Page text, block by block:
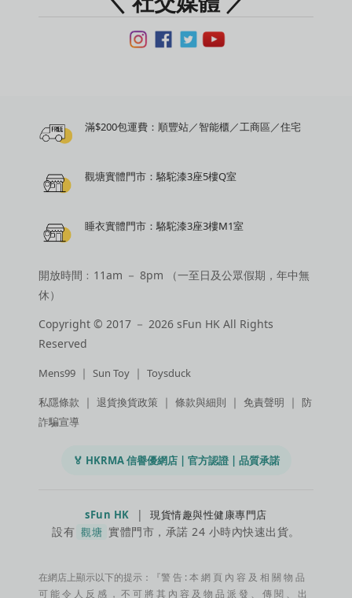
滿$200包運費：順豐站／智能櫃／工商區／住宅
觀塘實體門市：駱駝漆3座5樓Q室
睡衣實體門市：駱駝漆3座3樓M1室
開放時間﹕11am － 8pm （一至日及公眾假期，年中無
休）
Copyright © 2017 － 2026 sFun HK All Rights
Reserved
Mens99 ｜ Sun Toy ｜ Toysduck
私隱條款 ｜ 退貨換貨政策 ｜ 條款與細則 ｜ 免責聲明 ｜ 防
詐騙宣導
🏅 HKRMA 信譽優網店 | 官方認證 | 品質承諾
sFun HK |現貨情趣與性健康專門店
設有 觀塘 實體門市，承諾 24 小時內快速出貨。
在網店上顯示以下的提示：『警 告 : 本 網 頁 內 容 及 相 關 物 品
可 能 令 人 反 感 ， 不 可 將 其 內 容 及 物 品 派 發 、 傳 閱 、 出